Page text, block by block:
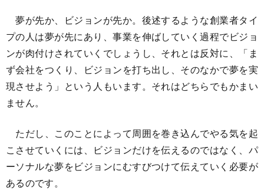
夢が先か、ビジョンが先か。後述するような創業者タイ
プの人は夢が先にあり、事業を伸ばしていく過程でビジョ
ンが肉付けされていくでしょうし、それとは反対に、「ま
ず会社をつくり、ビジョンを打ち出し、そのなかで夢を実
現させよう」という人もいます。それはどちらでもかまい
ません。
ただし、このことによって周囲を巻き込んでやる気を起
こさせていくには、ビジョンだけを伝えるのではなく、パ
ーソナルな夢をビジョンにむすびつけて伝えていく必要が
あるのです。